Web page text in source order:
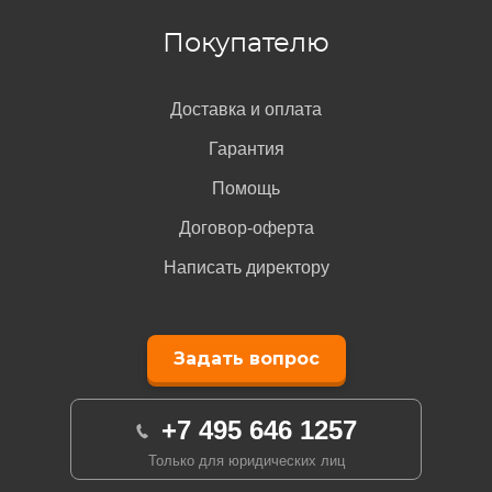
Покупателю
Доставка и оплата
Гарантия
Помощь
Договор-оферта
Написать директору
Задать вопрос
+7 495 646 1257
Только для юридических лиц